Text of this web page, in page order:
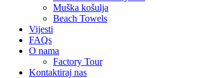
Muška košulja
Beach Towels
Vijesti
FAQs
O nama
Factory Tour
Kontaktiraj nas